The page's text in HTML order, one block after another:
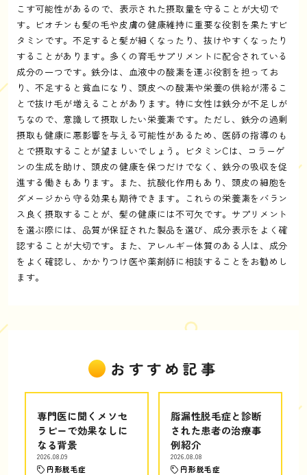
こす可能性があるので、表示された摂取量を守ることが大切で
す。ビオチンも髪の毛や皮膚の健康維持に重要な役割を果たすビ
タミンです。不足すると髪が細くなったり、抜けやすくなったり
することがあります。多くの育毛サプリメントに配合されている
成分の一つです。鉄分は、血液中の酸素を運ぶ役割を担ってお
り、不足すると貧血になり、頭皮への酸素や栄養の供給が滞るこ
とで抜け毛が増えることがあります。特に女性は鉄分が不足しが
ちなので、意識して摂取したい栄養素です。ただし、鉄分の過剰
摂取も健康に悪影響を与える可能性があるため、医師の指導のも
とで摂取することが望ましいでしょう。ビタミンCは、コラーゲ
ンの生成を助け、頭皮の健康を保つだけでなく、鉄分の吸収を促
進する働きもあります。また、抗酸化作用もあり、頭皮の細胞を
ダメージから守る効果も期待できます。これらの栄養素をバラン
ス良く摂取することが、髪の健康には不可欠です。サプリメント
を選ぶ際には、品質が保証された製品を選び、成分表示をよく確
認することが大切です。また、アレルギー体質のある人は、成分
をよく確認し、かかりつけ医や薬剤師に相談することをお勧めし
ます。
おすすめ記事
専門医に聞くメソセ
ラピーで効果なしに
なる背景
2026.08.09
円形脱毛症
脂漏性脱毛症と診断
された患者の治療事
例紹介
2026.08.08
円形脱毛症